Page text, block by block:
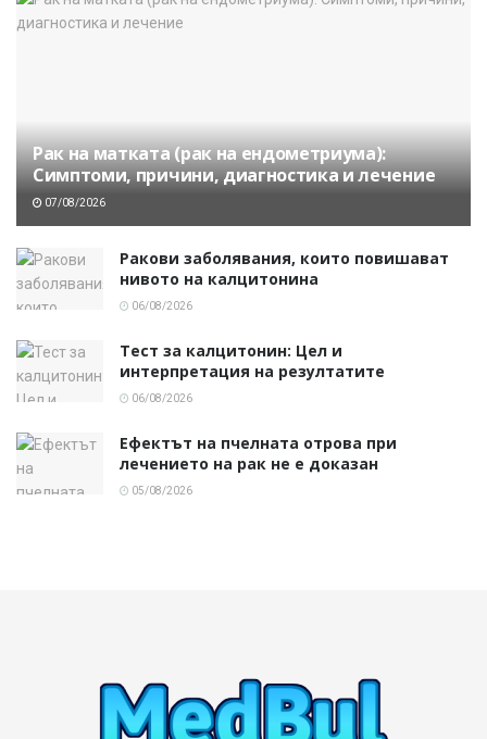
Рак на матката (рак на ендометриума):
Симптоми, причини, диагностика и лечение
07/08/2026
Ракови заболявания, които повишават
нивото на калцитонина
06/08/2026
Тест за калцитонин: Цел и
интерпретация на резултатите
06/08/2026
Ефектът на пчелната отрова при
лечението на рак не е доказан
05/08/2026